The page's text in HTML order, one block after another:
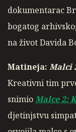
dokumentarac
bogatog
na život Davida
Matineja: Malci
Kreativni tim
snimioMalce 2:
djetinjstvu